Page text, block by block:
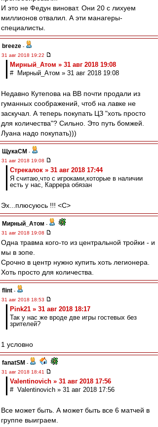
И это не Федун виноват. Они 20 с лихуем
миллионов отвалил. А эти манагеры-
специалисты.
breeze -
31 авг 2018 19:22
Мирный_Атом » 31 авг 2018 19:08
# Мирный_Атом » 31 авг 2018 19:08
Недавно Кутепова на ВВ почти продали из
гуманных соображений, чтоб на лавке не
заскучал. А теперь покупать ЦЗ "хоть просто
для количества"? Сильно. Это путь бомжей.
Луана надо покупать)))
ЩукаСМ -
31 авг 2018 19:08
Стрекалок » 31 авг 2018 17:44
Я считаю,что с игроками,которые в наличии
есть у нас, Каррера обязан
Эх...плюсуюсь !!! <C>
Мирный_Атом -
31 авг 2018 19:08
Одна травма кого-то из центральной тройки - и
мы в зопе.
Срочно в центр нужно купить хоть легионера.
Хоть просто для количества.
flint -
31 авг 2018 18:53
Pink21 » 31 авг 2018 18:17
Так у нас же вроде две игры гостевых без
зрителей?
1 условно
fanatSM -
31 авг 2018 18:41
Valentinovich » 31 авг 2018 17:56
# Valentinovich » 31 авг 2018 17:56
Все может быть. А может быть все 6 матчей в
группе выиграем.